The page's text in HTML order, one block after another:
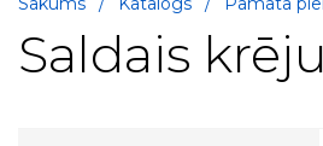
Saldais